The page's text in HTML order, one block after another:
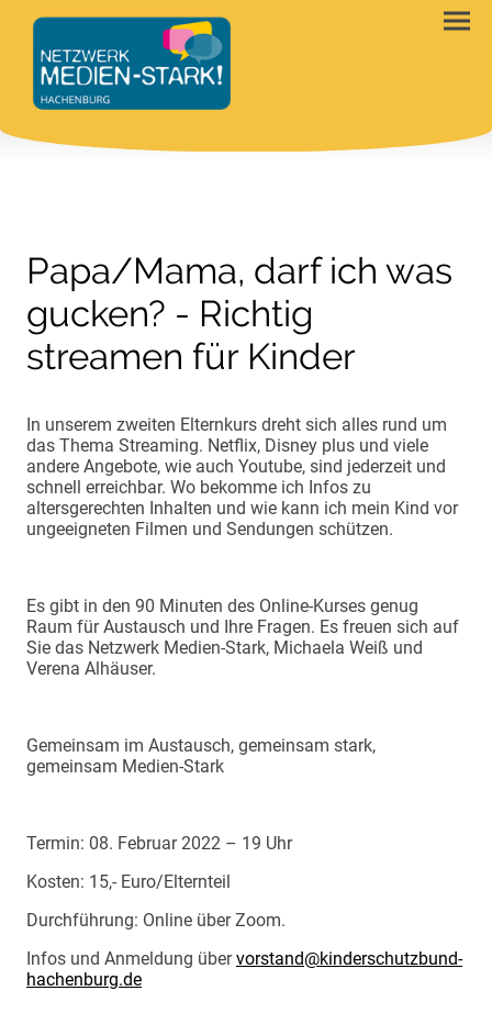
Papa/Mama, darf ich was
gucken? - Richtig
streamen für Kinder
In unserem zweiten Elternkurs dreht sich alles rund um
das Thema Streaming. Netflix, Disney plus und viele
andere Angebote, wie auch Youtube, sind jederzeit und
schnell erreichbar. Wo bekomme ich Infos zu
altersgerechten Inhalten und wie kann ich mein Kind vor
ungeeigneten Filmen und Sendungen schützen.
Es gibt in den 90 Minuten des Online-Kurses genug
Raum für Austausch und Ihre Fragen. Es freuen sich auf
Sie das Netzwerk Medien-Stark, Michaela Weiß und
Verena Alhäuser.
Gemeinsam im Austausch, gemeinsam stark,
gemeinsam Medien-Stark
Termin: 08. Februar 2022 – 19 Uhr
Kosten: 15,- Euro/Elternteil
Durchführung: Online über Zoom.
Infos und Anmeldung übervorstand@kinderschutzbund-
hachenburg.de